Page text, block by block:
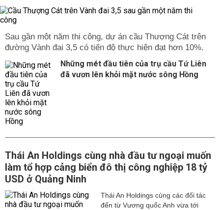
Sau gần một năm thi công, dự án cầu Thượng Cát trên
đường Vành đai 3,5 có tiến độ thực hiện đạt hơn 10%.
Những mét đầu tiên của trụ cầu Tứ Liên
đã vươn lên khỏi mặt nước sông Hồng
Thái An Holdings cùng nhà đầu tư ngoại muốn
làm tổ hợp cảng biển đô thị công nghiệp 18 tỷ
USD ở Quảng Ninh
Thái An Holdings cùng các đối tác
đến từ Vương quốc Anh vừa tới